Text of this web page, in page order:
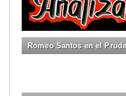
Romeo Santos en el